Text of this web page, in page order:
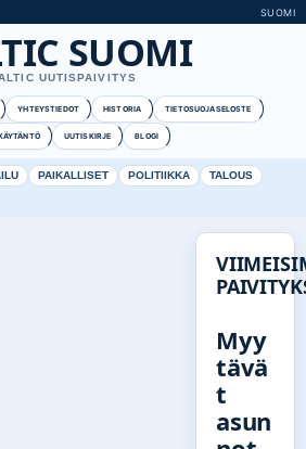
SUOMI
SUOMI
UUTISPAIVITYS
YHTEYSTIEDOT HISTORIA TIETOSUOJASELOSTE
UUTISKIRJE BLOGI
PAIKALLISET POLITIIKKA
TALOUS
Myy
tävä
t
asun